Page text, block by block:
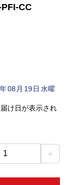
CC
年08 月 19日水曜
け日が表示され
1 ＋